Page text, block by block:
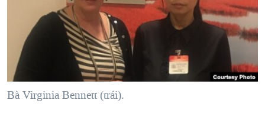
NGƯỜI VIỆT HẢI NGOẠI
ĐỜI SỐNG
SỨC KHOẺ
HÀNH TRÌNH BẦU CỬ 2024
MỘT NĂM CHIẾN TRANH TẠI DẢI GAZA
GIẢI MÃ VÀNH ĐAI & CON ĐƯỜNG
NGHE
MẠNG XÃ HỘI
Bà Virginia Bennett (trái).